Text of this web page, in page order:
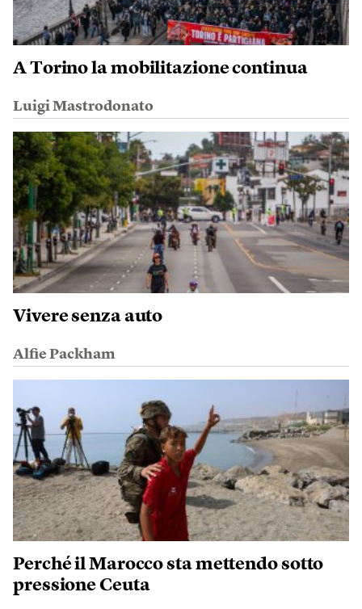
A Torino la mobilitazione continua
Luigi Mastrodonato
Vivere senza auto
Alfie Packham
Perché il Marocco sta mettendo sotto
pressione Ceuta